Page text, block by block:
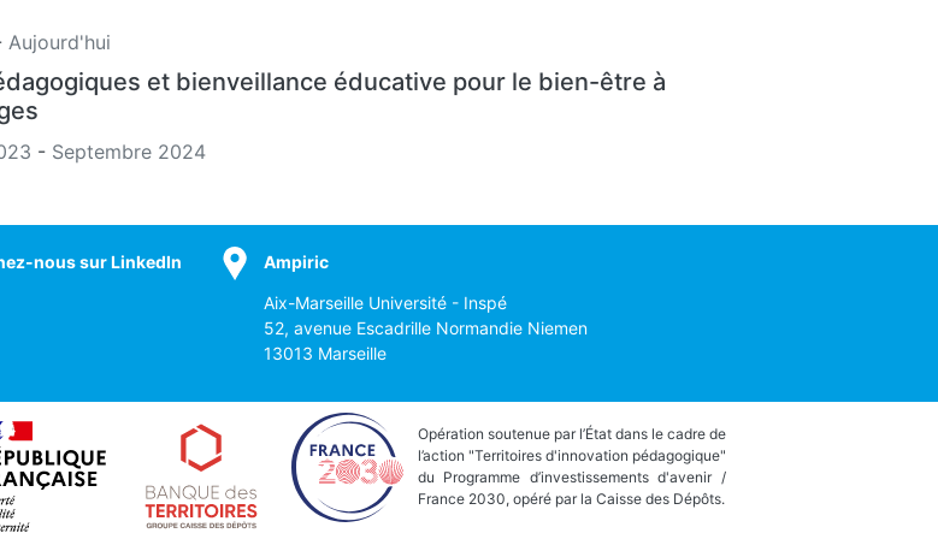
Aujourd'hui
et bienveillance éducative pour le bien-être à
- Septembre 2024
nous sur LinkedIn Ampiric
Aix-Marseille Université - Inspé
52, avenue Escadrille Normandie Niemen
13013 Marseille
Opération soutenue par l’État dans le cadre de
l’action "Territoires d'innovation pédagogique"
du Programme d’investissements d'avenir /
France 2030, opéré par la Caisse des Dépôts.